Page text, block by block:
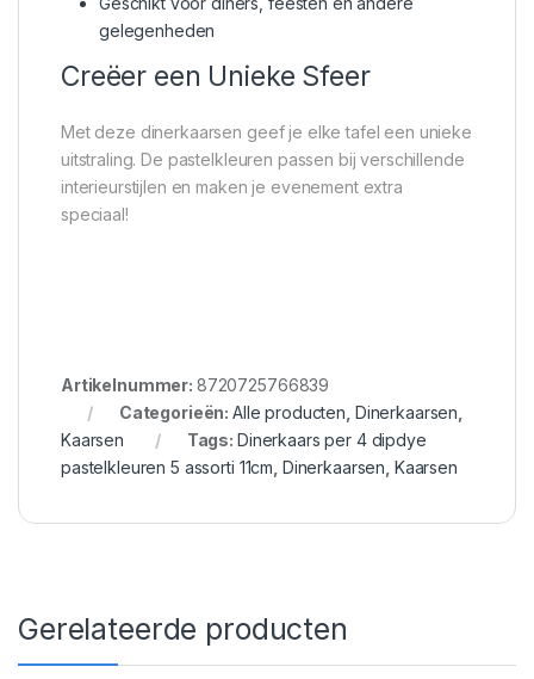
gelegenheden
Creëer een Unieke Sfeer
Met deze dinerkaarsen geef je elke tafel een unieke
uitstraling. De pastelkleuren passen bij verschillende
interieurstijlen en maken je evenement extra
speciaal!
Artikelnummer: 8720725766839
Categorieën:Alle producten Dinerkaarsen
Kaarsen
Tags: Dinerkaars per 4 dipdye
pastelkleuren 5 assorti 11cm Dinerkaarsen Kaarsen
Gerelateerde producten